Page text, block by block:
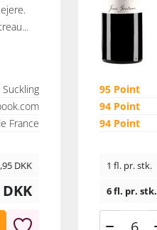
Suckling
France
DKK
DKK
95 Point
94 Point
94 Point
1 fl. pr. stk.
6 fl. pr. stk.